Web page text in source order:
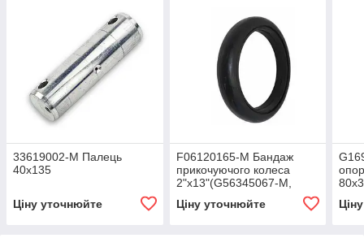
33619002-M Палець
40х135
Ціну уточнюйте
F06120165-M Бандаж
прикочуючого колеса
2"х13"(G56345067-M,
G19006280-M)
Ціну уточнюйте